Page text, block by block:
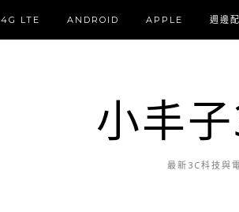
4G LTE ANDROID APPLE 週邊
小丰
最新3C科技與